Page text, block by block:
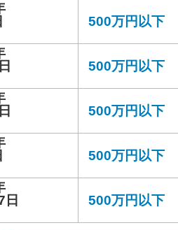
500万円以下
500万円以下
500万円以下
500万円以下
日
500万円以下